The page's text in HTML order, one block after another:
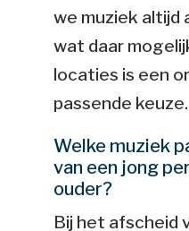
we muziek altijd
wat daar
locaties is een
passende keuze.
Welke muziek
van een jong
ouder?
Bij het afscheid